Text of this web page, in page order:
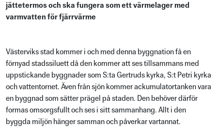
jättetermos och ska fungera som ett värmelager med
varmvatten för fjärrvärme
Västerviks stad kommer i och med denna byggnation få en
förnyad stadssiluett då den kommer att ses tillsammans med
uppstickande byggnader som S:ta Gertruds kyrka, S:t Petri kyrka
och vattentornet. Även från sjön kommer ackumulatortanken vara
en byggnad som sätter prägel på staden. Den behöver därför
formas omsorgsfullt och ses i sitt sammanhang. Allt i den
byggda miljön hänger samman och påverkar vartannat.